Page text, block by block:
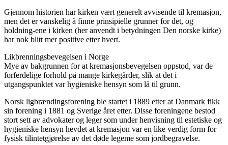
Gjennom historien har kirken vært generelt avvisende til kremasjon,
men det er vanskelig å finne prinsipielle grunner for det, og
holdning-ene i kirken (her anvendt i betydningen Den norske kirke)
har nok blitt mer positive etter hvert.
Likbrenningsbevegelsen i Norge
Mye av bakgrunnen for at kremasjonsbevegelsen oppstod, var de
forferdelige forhold på mange kirkegårder, slik at det i
utgangspunktet var hygieniske hensyn som lå til grunn.
Norsk ligbrændingsforening ble startet i 1889 etter at Danmark fikk
sin forening i 1881 og Sverige året etter. Disse foreningene bestod
stort sett av advokater og leger som under henvisning til estetiske og
hygieniske hensyn hevdet at kremasjon var en like verdig form for
fysisk tilintetgjørelse av det døde legeme som jordbegravelse.